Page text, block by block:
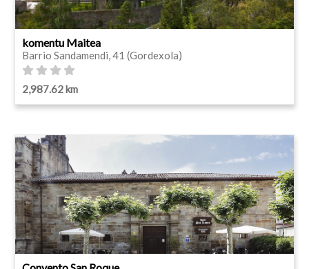
komentu Maitea
Barrio Sandamendi, 41 (Gordexola)
2,987.62 km